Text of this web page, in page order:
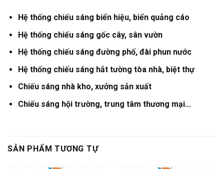
Hệ thống chiếu sáng biển hiệu, biển quảng cáo
Hệ thống chiếu sáng gốc cây, sân vườn
Hệ thống chiếu sáng đường phố, đài phun nước
Hệ thống chiếu sáng hắt tường tòa nhà, biệt thự
Chiếu sáng nhà kho, xưởng sản xuất
Chiếu sáng hội trường, trung tâm thương mại…
SẢN PHẨM TƯƠNG TỰ